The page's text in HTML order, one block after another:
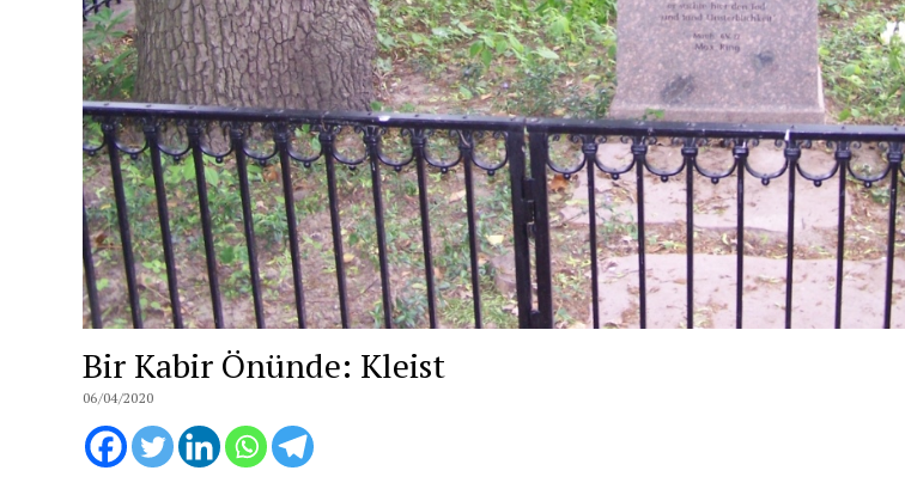
Bir Kabir Önünde: Kleist
06/04/2020